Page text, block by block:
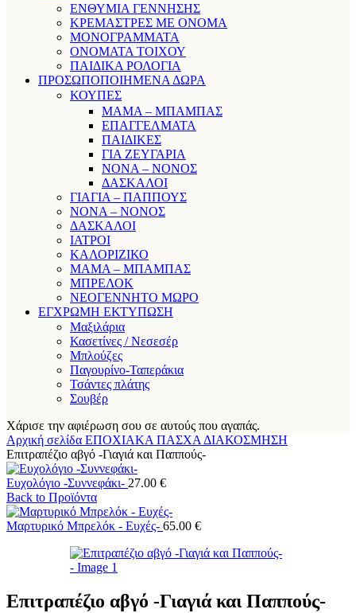
ΕΝΘΥΜΙΑ ΓΕΝΝΗΣΗΣ
ΚΡΕΜΑΣΤΡΕΣ ΜΕ ΟΝΟΜΑ
ΜΟΝΟΓΡΑΜΜΑΤΑ
ΟΝΟΜΑΤΑ ΤΟΙΧΟΥ
ΠΑΙΔΙΚΑ ΡΟΛΟΓΙΑ
ΠΡΟΣΩΠΟΠΟΙΗΜΕΝΑ ΔΩΡΑ
ΚΟΥΠΕΣ
ΜΑΜΑ – ΜΠΑΜΠΑΣ
ΕΠΑΓΓΕΛΜΑΤΑ
ΠΑΙΔΙΚΕΣ
ΓΙΑ ΖΕΥΓΑΡΙΑ
ΝΟΝΑ – ΝΟΝΟΣ
ΔΑΣΚΑΛΟΙ
ΓΙΑΓΙΑ – ΠΑΠΠΟΥΣ
ΝΟΝΑ – ΝΟΝΟΣ
ΔΑΣΚΑΛΟΙ
ΙΑΤΡΟΙ
ΚΑΛΟΡΙΖΙΚΟ
ΜΑΜΑ – ΜΠΑΜΠΑΣ
ΜΠΡΕΛΟΚ
ΝΕΟΓΕΝΝΗΤΟ ΜΩΡΟ
ΕΓΧΡΩΜΗ ΕΚΤΥΠΩΣΗ
Μαξιλάρια
Κασετίνες / Νεσεσέρ
Μπλούζες
Παγουρίνο-Ταπεράκια
Τσάντες πλάτης
Σουβέρ
Χάρισε την αφιέρωση σου σε αυτούς που αγαπάς.
Αρχική σελίδα ΕΠΟΧΙΑΚΑ ΠΑΣΧΑ ΔΙΑΚΟΣΜΗΣΗ
Επιτραπέζιο αβγό -Γιαγιά και Παππούς-
Ευχολόγιο -Συννεφάκι- 27.00 €
Back to Προϊόντα
Μαρτυρικό Μπρελόκ - Ευχές- 65.00 €
Επιτραπέζιο αβγό -Γιαγιά και Παππούς-